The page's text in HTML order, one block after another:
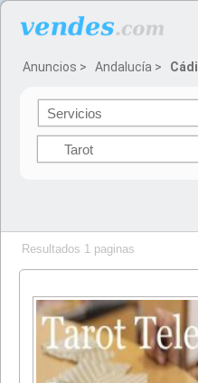
Anuncios > Andalucía >
Resultados 1 paginas